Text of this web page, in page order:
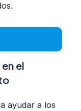
el
ayudar a los